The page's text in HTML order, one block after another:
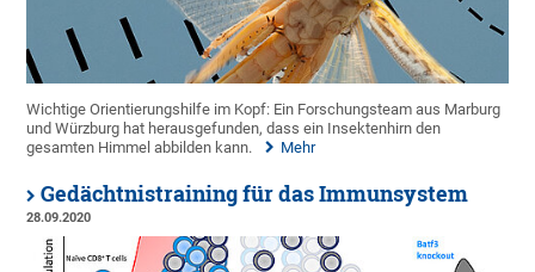
Wichtige Orientierungshilfe im Kopf: Ein Forschungsteam aus Marburg
und Würzburg hat herausgefunden, dass ein Insektenhirn den
gesamten Himmel abbilden kann.
Mehr
Gedächtnistraining für das Immunsystem
28.09.2020